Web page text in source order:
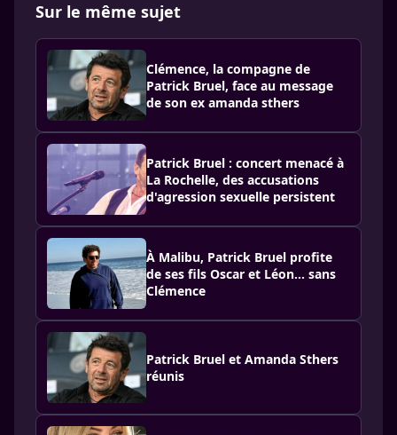
Sur le même sujet
Clémence, la compagne de
Patrick Bruel, face au message
de son ex amanda sthers
Patrick Bruel : concert menacé à
La Rochelle, des accusations
d'agression sexuelle persistent
À Malibu, Patrick Bruel profite
de ses fils Oscar et Léon... sans
Clémence
Patrick Bruel et Amanda Sthers
réunis